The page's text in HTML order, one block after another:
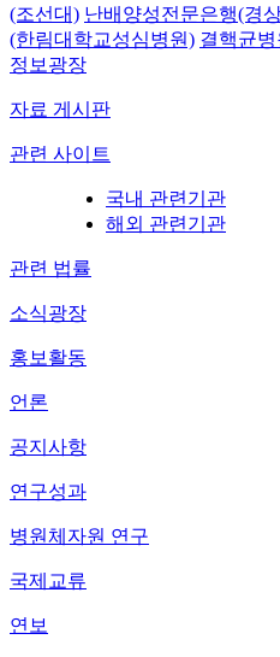
(조선대) 난배양성전문은행(경
(한림대학교성심병원) 결핵균
정보광장
자료 게시판
관련 사이트
국내 관련기관
해외 관련기관
관련 법률
소식광장
홍보활동
언론
공지사항
연구성과
병원체자원 연구
국제교류
연보